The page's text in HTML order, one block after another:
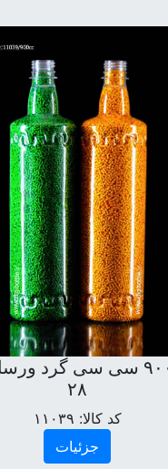
بطری ۹۰۰ سی سی گرد
۲۸
کد کالا: ۱۱۰۳۹
جزئیات